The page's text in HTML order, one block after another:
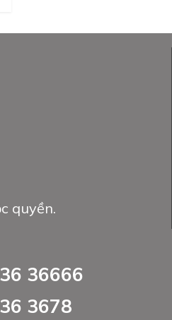
quyền.
36666
3678